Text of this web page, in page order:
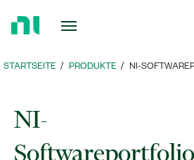
zur
STARTSEITE PRODUKTE NI-
NI-
Softwareportfolio